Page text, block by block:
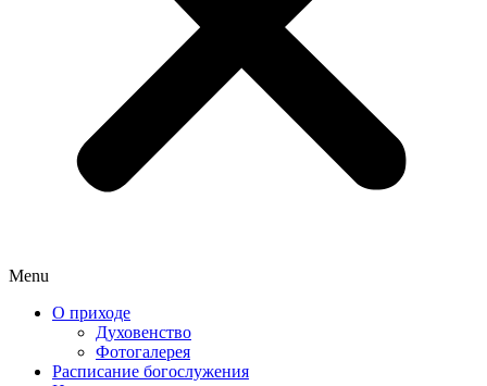
Menu
О приходе
Духовенство
Фотогалерея
Расписание богослужения